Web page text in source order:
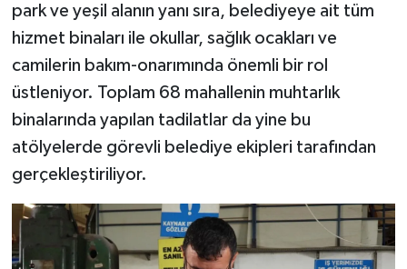
park ve yeşil alanın yanı sıra, belediyeye ait tüm
hizmet binaları ile okullar, sağlık ocakları ve
camilerin bakım-onarımında önemli bir rol
üstleniyor. Toplam 68 mahallenin muhtarlık
binalarında yapılan tadilatlar da yine bu
atölyelerde görevli belediye ekipleri tarafından
gerçekleştiriliyor.